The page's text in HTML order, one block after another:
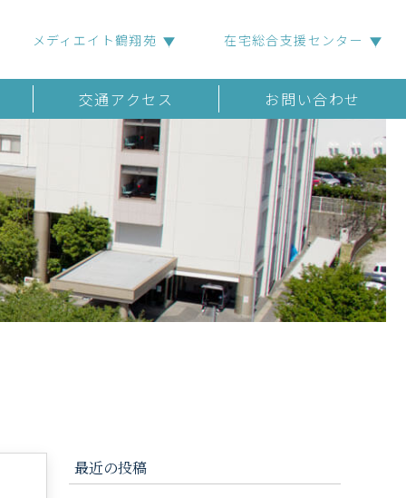
メディエイト鶴翔苑 在宅総合支援センター
交通アクセス お問い合わせ
最近の投稿